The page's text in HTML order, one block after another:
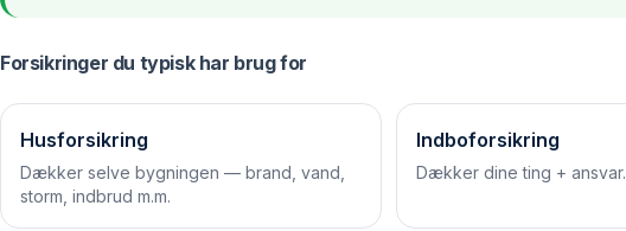
Forsikringer du typisk har brug for
Husforsikring
Dækker selve bygningen — brand, vand,
storm, indbrud m.m.
Indboforsikring
Dækker dine ting + ansvar.